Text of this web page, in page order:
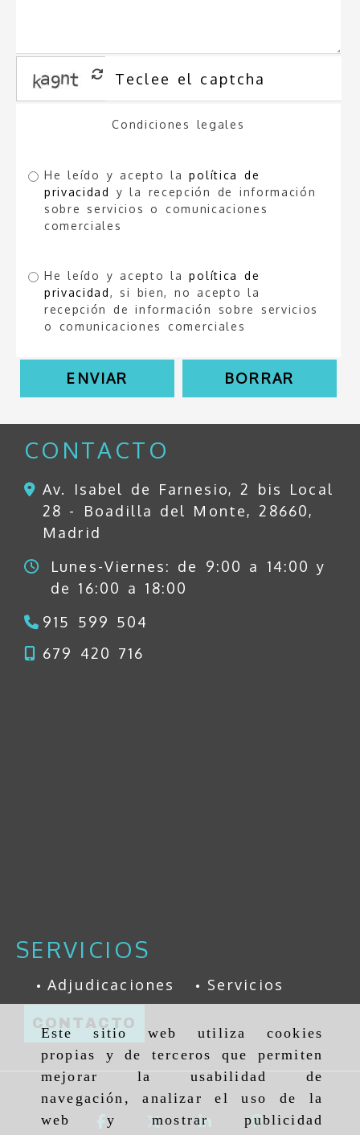
Este sitio web utiliza cookies
propias y de terceros que permiten
mejorar la usabilidad de
navegación, analizar el uso de la
web y mostrar publicidad
Condiciones legales
He leído y acepto lapolítica de
privacidad
y la recepción de información
sobre servicios o comunicaciones
comerciales
He leído y acepto lapolítica de
privacidad, si bien, no acepto la
recepción de información sobre servicios
o comunicaciones comerciales
ENVIAR BORRAR
CONTACTO
Av. Isabel de Farnesio, 2 bis Local
28 -
Boadilla del Monte,28660,
Madrid
Lunes-Viernes: de 9:00 a 14:00 y
de 16:00 a 18:00
915 599 504
679 420 716
SERVICIOS
Adjudicaciones Servicios
CONTACTO